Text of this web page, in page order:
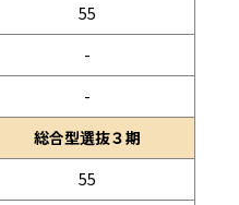
55
-
-
総合型選抜３期
55